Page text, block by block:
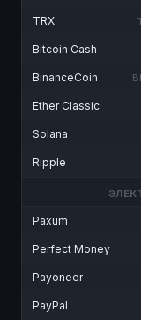
TRX
Bitcoin Cash
BinanceCoin
Ether Classic
Solana
Ripple
Paxum
Perfect Money
Payoneer
PayPal